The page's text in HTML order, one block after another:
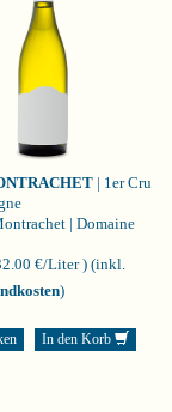
| 1er Cru
| Domaine
€/Liter ) (inkl.
)
In den Korb